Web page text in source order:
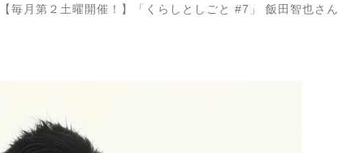
【毎月第２土曜開催！】「くらしとしごと #7」 飯田智也さん